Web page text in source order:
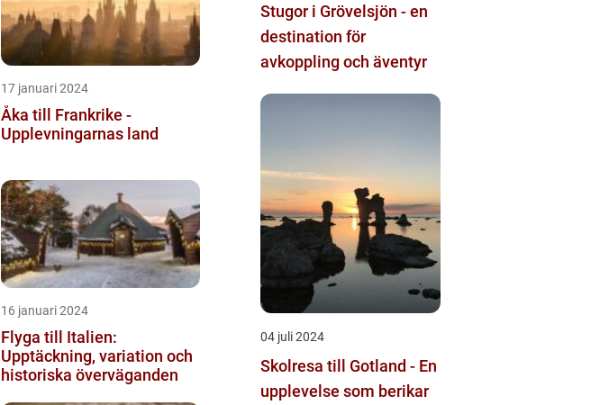
17 januari 2024
Åka till Frankrike -
Upplevningarnas land
16 januari 2024
Flyga till Italien:
Upptäckning, variation och
historiska överväganden
Stugor i Grövelsjön - en
destination för
avkoppling och äventyr
04 juli 2024
Skolresa till Gotland - En
upplevelse som berikar